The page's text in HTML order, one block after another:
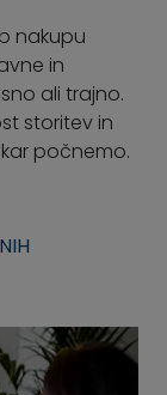
nakupu
in
ali trajno.
storitev in
počnemo.